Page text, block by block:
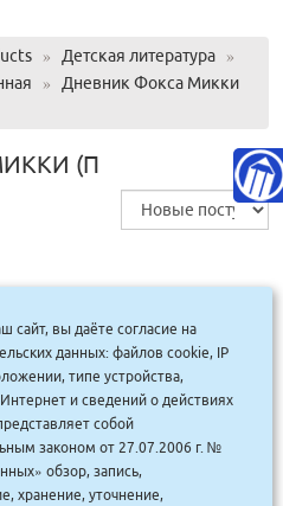
» Детская литература
»
»
Дневник Фокса Микки
(П
Микки (п/тв.) Яркая
Купить
сайт, вы даёте согласие на
данных: файлов cookie, IP
типе устройства,
и сведений о действиях
собой
законом от 27.07.2006 г. №
обзор, запись,
хранение, уточнение,